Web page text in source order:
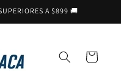
A $899 🚚
Carrito